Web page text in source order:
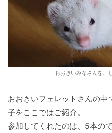
おおきいみなさんを、
おおきいフェレットさんの
子をここではご紹介。
参加してくれたのは、5本の